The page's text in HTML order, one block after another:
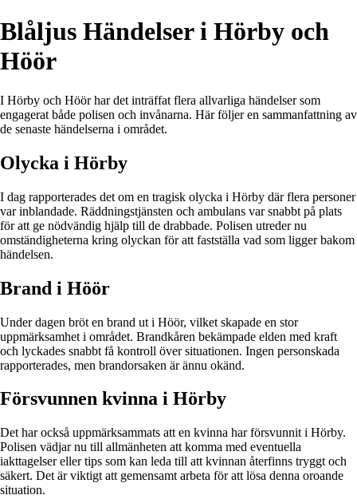
Blåljus Händelser i Hörby och
Höör
I Hörby och Höör har det inträffat flera allvarliga händelser som
engagerat både polisen och invånarna. Här följer en sammanfattning av
de senaste händelserna i området.
Olycka i Hörby
I dag rapporterades det om en tragisk olycka i Hörby där flera personer
var inblandade. Räddningstjänsten och ambulans var snabbt på plats
för att ge nödvändig hjälp till de drabbade. Polisen utreder nu
omständigheterna kring olyckan för att fastställa vad som ligger bakom
händelsen.
Brand i Höör
Under dagen bröt en brand ut i Höör, vilket skapade en stor
uppmärksamhet i området. Brandkåren bekämpade elden med kraft
och lyckades snabbt få kontroll över situationen. Ingen personskada
rapporterades, men brandorsaken är ännu okänd.
Försvunnen kvinna i Hörby
Det har också uppmärksammats att en kvinna har försvunnit i Hörby.
Polisen vädjar nu till allmänheten att komma med eventuella
iakttagelser eller tips som kan leda till att kvinnan återfinns tryggt och
säkert. Det är viktigt att gemensamt arbeta för att lösa denna oroande
situation.